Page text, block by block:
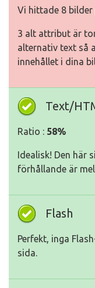
Vi hittade 8 bilder
3 alt attribut är
alternativ text så
innehållet i dina
Text/
Ratio : 58%
Idealisk! Den här
förhållande är
Flash
Perfekt, inga
sida.